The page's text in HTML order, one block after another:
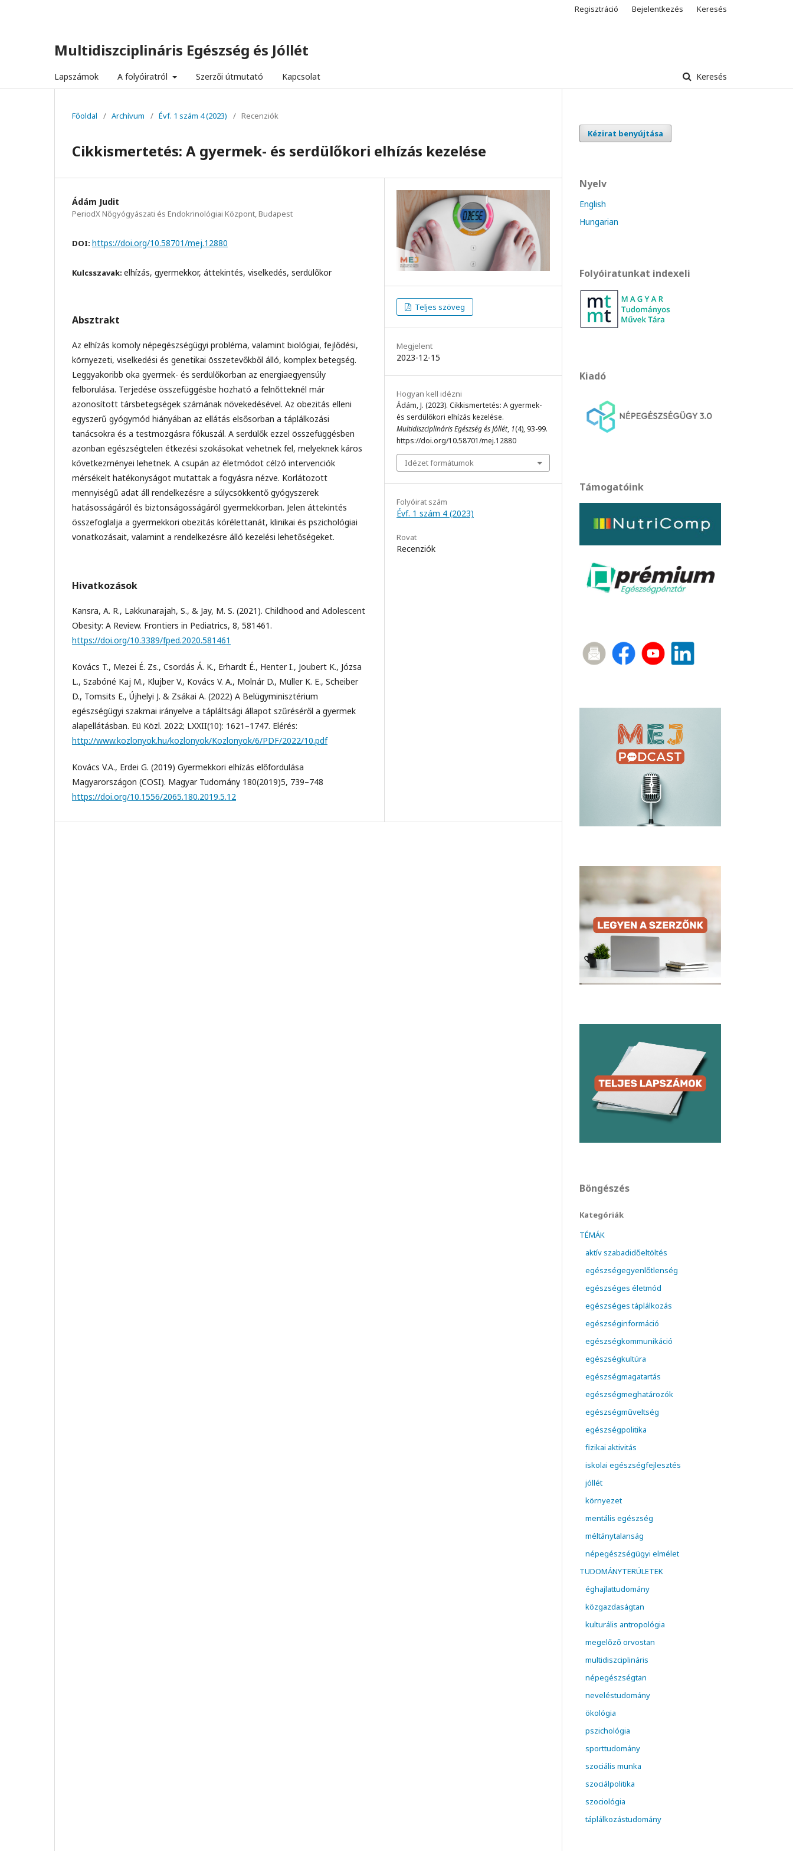
Multidiszciplináris Egészség és Jóllét
Lapszámok A folyóiratról Szerzői útmutató Kapcsolat Keresés
Regisztráció Bejelentkezés Keresés
Főoldal / Archívum / Évf. 1 szám 4 (2023) / Recenziók
Cikkismertetés: A gyermek- és serdülőkori elhízás kezelése
Ádám Judit
PeriodX Nőgyógyászati és Endokrinológiai Központ, Budapest
DOI: https://doi.org/10.58701/mej.12880
Kulcsszavak: elhízás, gyermekkor, áttekintés, viselkedés, serdülőkor
Absztrakt
Az elhízás komoly népegészségügyi probléma, valamint biológiai, fejlődési,
környezeti, viselkedési és genetikai összetevőkből álló, komplex betegség.
Leggyakoribb oka gyermek- és serdülőkorban az energiaegyensúly
felborulása. Terjedése összefüggésbe hozható a felnőtteknél már
azonosított társbetegségek számának növekedésével. Az obezitás elleni
egyszerű gyógymód hiányában az ellátás elsősorban a táplálkozási
tanácsokra és a testmozgásra fókuszál. A serdülők ezzel összefüggésben
azonban egészségtelen étkezési szokásokat vehetnek fel, melyeknek káros
következményei lehetnek. A csupán az életmódot célzó intervenciók
mérsékelt hatékonyságot mutattak a fogyásra nézve. Korlátozott
mennyiségű adat áll rendelkezésre a súlycsökkentő gyógyszerek
hatásosságáról és biztonságosságáról gyermekkorban. Jelen áttekintés
összefoglalja a gyermekkori obezitás kórélettanát, klinikai és pszichológiai
vonatkozásait, valamint a rendelkezésre álló kezelési lehetőségeket.
Hivatkozások
Kansra, A. R., Lakkunarajah, S., & Jay, M. S. (2021). Childhood and Adolescent
Obesity: A Review. Frontiers in Pediatrics, 8, 581461.
https://doi.org/10.3389/fped.2020.581461
Kovács T., Mezei É. Zs., Csordás Á. K., Erhardt É., Henter I., Joubert K., Józsa
L., Szabóné Kaj M., Klujber V., Kovács V. A., Molnár D., Müller K. E., Scheiber
D., Tomsits E., Újhelyi J. & Zsákai A. (2022) A Belügyminisztérium
egészségügyi szakmai irányelve a tápláltsági állapot szűréséről a gyermek
alapellátásban. Eü Közl. 2022; LXXII(10): 1621–1747. Elérés:
http://www.kozlonyok.hu/kozlonyok/Kozlonyok/6/PDF/2022/10.pdf
Kovács V.A., Erdei G. (2019) Gyermekkori elhízás előfordulása
Magyarországon (COSI). Magyar Tudomány 180(2019)5, 739–748
https://doi.org/10.1556/2065.180.2019.5.12
Teljes szöveg
Megjelent
2023-12-15
Hogyan kell idézni
Ádám, J. (2023). Cikkismertetés: A gyermek-
és serdülőkori elhízás kezelése.
Multidiszciplináris Egészség és Jóllét, 1(4), 93-99.
https://doi.org/10.58701/mej.12880
Idézet formátumok
Folyóirat szám
Évf. 1 szám 4 (2023)
Rovat
Recenziók
Kézirat benyújtása
Nyelv
English
Hungarian
Folyóiratunkat indexeli
Kiadó
Támogatóink
Böngészés
Kategóriák
TÉMÁK
aktív szabadidőeltöltés
egészségegyenlőtlenség
egészséges életmód
egészséges táplálkozás
egészséginformáció
egészségkommunikáció
egészségkultúra
egészségmagatartás
egészségmeghatározók
egészségműveltség
egészségpolitika
fizikai aktivitás
iskolai egészségfejlesztés
jóllét
környezet
mentális egészség
méltánytalanság
népegészségügyi elmélet
TUDOMÁNYTERÜLETEK
éghajlattudomány
közgazdaságtan
kulturális antropológia
megelőző orvostan
multidiszciplináris
népegészségtan
neveléstudomány
ökológia
pszichológia
sporttudomány
szociális munka
szociálpolitika
szociológia
táplálkozástudomány